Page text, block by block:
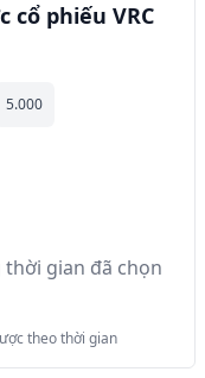
phiếu VRC
5.000
gian đã chọn
theo thời gian